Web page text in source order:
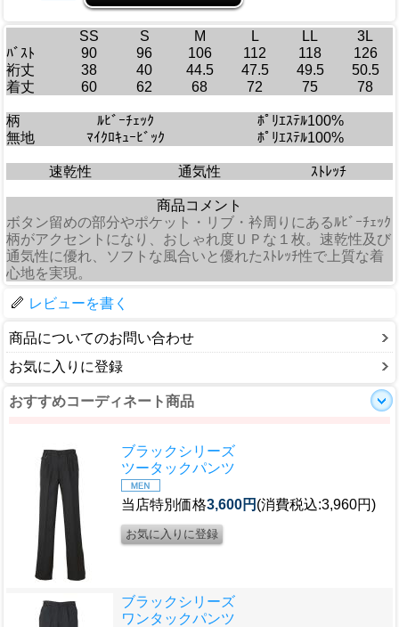
SS S M L LL
3L
ﾊﾞｽﾄ
90 96 106 112 118
126
裄丈
38 40 44.5 47.5 49.5
50.5
着丈
60 62 68 72 75 78
柄 ﾙﾋﾞｰﾁｪｯｸ
ﾎﾟﾘｴｽﾃﾙ100%
無地
ﾏｲｸﾛｷｭｰﾋﾞｯｸ ﾎﾟﾘｴｽﾃﾙ100%
速乾性 通気性 ｽﾄﾚｯﾁ
商品コメント
ボタン留めの部分やポケット・リブ・衿周りにあるﾙﾋﾞｰﾁｪｯｸ
柄がアクセントになり、おしゃれ度ＵＰな１枚。速乾性及び
通気性に優れ、ソフトな風合いと優れたｽﾄﾚｯﾁ性で上質な着
心地を実現。
レビューを書く
商品についてのお問い合わせ
お気に入りに登録
おすすめコーディネート商品
ブラックシリーズ
ツータックパンツ
当店特別価格3,600円 (消費税込:3,960円)
ブラックシリーズ
ワンタックパンツ